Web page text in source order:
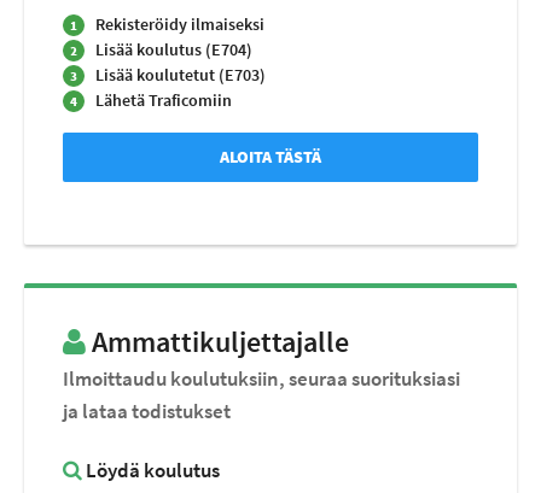
1 Rekisteröidy ilmaiseksi
2 Lisää koulutus (E704)
3 Lisää koulutetut (E703)
4 Lähetä Traficomiin
ALOITA TÄSTÄ
Ammattikuljettajalle
Ilmoittaudu koulutuksiin, seuraa suorituksiasi
ja lataa todistukset
Löydä koulutus